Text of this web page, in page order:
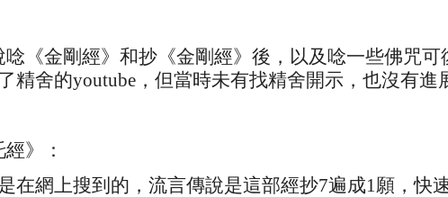
唸《金剛經》和抄《金剛經》後，以及唸一些佛咒
精舍的youtube，但當時未有找精舍開示，也沒有進
》：
在網上搜到的，流言傳說是這部經抄7遍成1願，快